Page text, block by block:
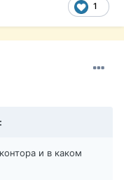
1
и в каком